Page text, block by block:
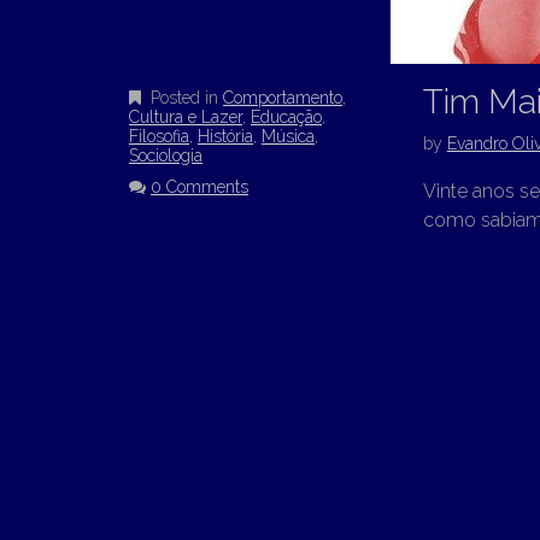
Posted in Comportamento
Cultura e Lazer, Educação
Filosofia
História Música
Sociologia
0 Comments
Tim
by Evandro
Vinte anos
como